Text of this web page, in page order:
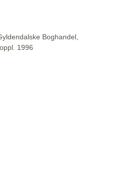
Boghandel,
1996